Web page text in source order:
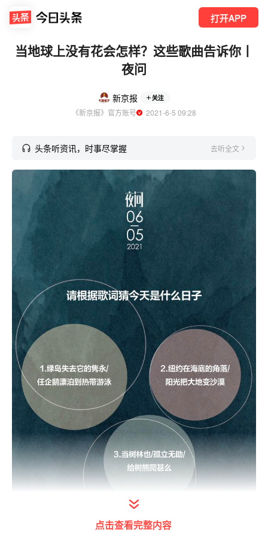
打开APP
当地球上没有花会怎样？这些歌曲告诉你丨
夜问
新京报 关注
《新京报》官方账号
  2021-6-5 09:28
头条听资讯，时事尽掌握 去听全文
点击查看完整内容